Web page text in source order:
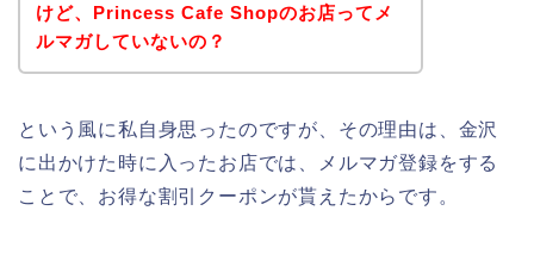
けど、Princess Cafe Shopのお店ってメ
ルマガしていないの？
という風に私自身思ったのですが、その理由は、金沢
に出かけた時に入ったお店では、メルマガ登録をする
ことで、お得な割引クーポンが貰えたからです。